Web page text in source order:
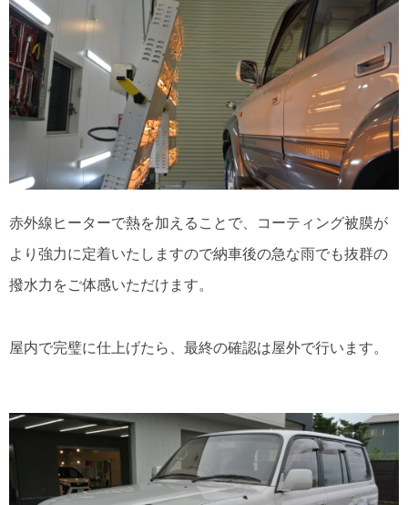
赤外線ヒーターで熱を加えることで、コーティング被膜が
より強力に定着いたしますので納車後の急な雨でも抜群の
撥水力をご体感いただけます。
屋内で完璧に仕上げたら、最終の確認は屋外で行います。